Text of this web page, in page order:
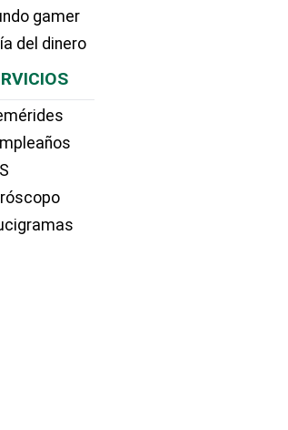
gamer
del dinero